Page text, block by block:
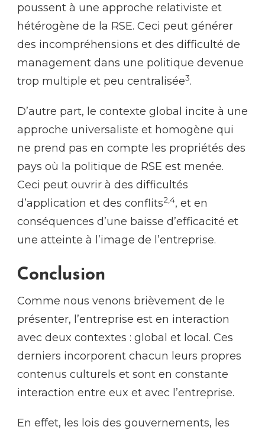
poussent à une approche relativiste et
hétérogène de la RSE. Ceci peut générer
des incompréhensions et des difficulté de
management dans une politique devenue
trop multiple et peu centralisée3.
D’autre part, le contexte global incite à une
approche universaliste et homogène qui
ne prend pas en compte les propriétés des
pays où la politique de RSE est menée.
Ceci peut ouvrir à des difficultés
d’application et des conflits2,4, et en
conséquences d’une baisse d’efficacité et
une atteinte à l’image de l’entreprise.
Conclusion
Comme nous venons brièvement de le
présenter, l’entreprise est en interaction
avec deux contextes : global et local. Ces
derniers incorporent chacun leurs propres
contenus culturels et sont en constante
interaction entre eux et avec l’entreprise.
En effet, les lois des gouvernements, les